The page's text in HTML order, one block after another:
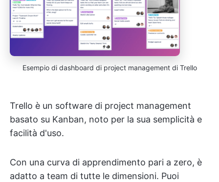
Esempio di dashboard di project management di Trello
Trello è un software di project management
basato su Kanban, noto per la sua semplicità e
facilità d'uso.
Con una curva di apprendimento pari a zero, è
adatto a team di tutte le dimensioni. Puoi